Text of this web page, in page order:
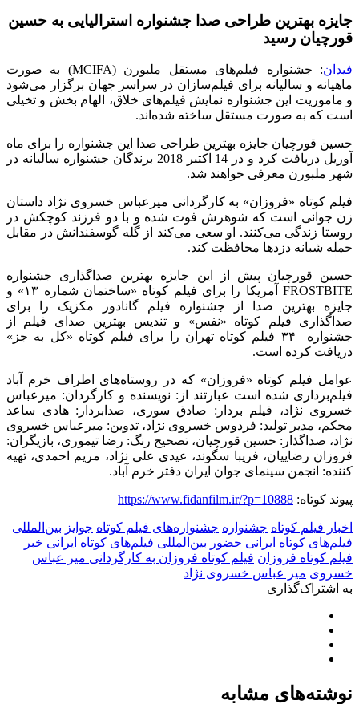
جایزه بهترین طراحی صدا جشنواره استرالیایی به حسین
قورچیان رسید
فیدان: جشنواره فیلم‌های مستقل ملبورن (MCIFA) به صورت
ماهیانه و سالیانه برای فیلمسازان در سراسر جهان برگزار می‌شود
و ماموریت این جشنواره نمایش فیلم‌های خلاق، الهام بخش و تخیلی
است که به صورت مستقل ساخته شده‌اند.
حسین قورچیان جایزه بهترین طراحی صدا این جشنواره را برای ماه
آوریل دریافت کرد و در 14 اکتبر 2018 برندگان جشنواره سالیانه در
شهر ملبورن معرفی خواهند شد.
فیلم کوتاه «فروزان» به کارگردانی میرعباس خسروی نژاد داستان
زن جوانی است که شوهرش فوت شده و با دو فرزند کوچکش در
روستا زندگی می‌کنند. او سعی می‌کند از گله گوسفندانش در مقابل
حمله شبانه دزدها محافظت کند.
حسین قورچیان پیش از این جایزه بهترین صداگذاری جشنواره
FROSTBITE
آمریکا را برای فیلم کوتاه «ساختمان شماره ۱۳»
و
جایزه بهترین صدا از جشنواره فیلم گانادور مکزیک را برای
صداگذاری فیلم کوتاه «نفس» و تندیس بهترین صدای فیلم از
جشنواره ۳۴ فیلم کوتاه تهران را برای فیلم کوتاه «کل به جز»
دریافت کرده است.
عوامل فیلم کوتاه «فروزان» که در روستاه‌های اطراف خرم آباد
فیلم‌برداری شده است عبارتند از: نویسنده و کارگردان: میرعباس
خسروی نژاد، فیلم بردار: صادق سوری، صدابردار: هادی ساعد
محکم، مدیر تولید: فردوس خسروی نژاد، تدوین: میرعباس خسروی
نژاد، صداگذار: حسین قورچیان، تصحیح رنگ: رضا تیموری، بازیگران:
فروزان رضاییان، فریبا سگوند، عیدی علی نژاد، مریم احمدی، تهیه
کننده: انجمن سینمای جوان ایران دفتر خرم آباد.
پیوند کوتاه: https://www.fidanfilm.ir/?p=10888
اخبار فیلم کوتاه جشنواره جشنواره‌های فیلم کوتاه جوایز بین‌المللی
فیلم‌های کوتاه ایرانی حضور بین‌المللی فیلم‌های کوتاه ایرانی خبر
فیلم کوتاه فروزان فیلم کوتاه فروزان به کارگردانی میر عباس
خسروی میر عباس خسروی نژاد
به اشتراک‌گذاری
نوشته‌های مشابه